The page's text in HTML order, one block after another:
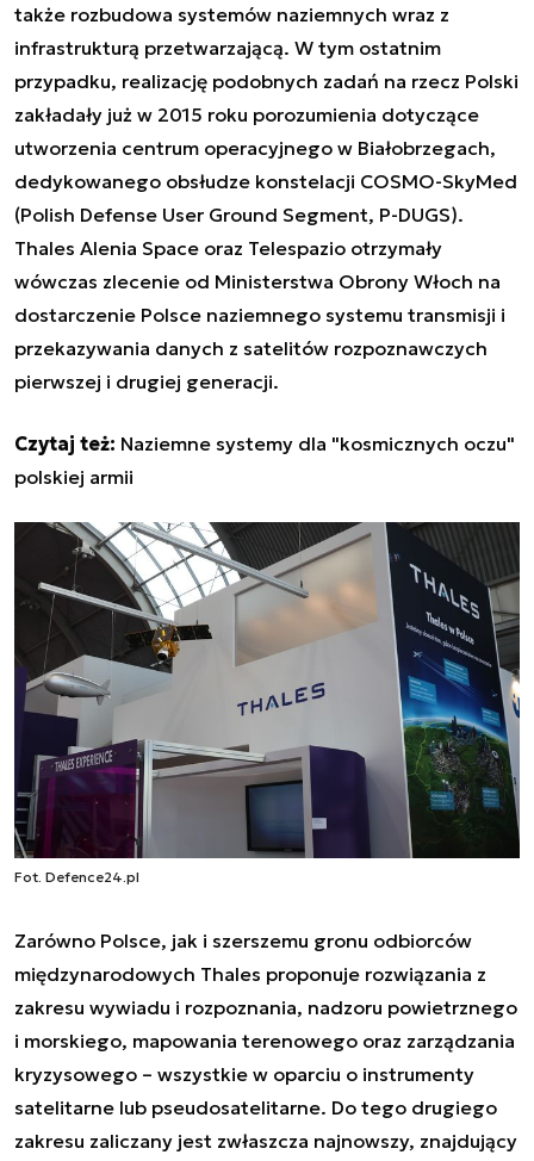
także rozbudowa systemów naziemnych wraz z
infrastrukturą przetwarzającą. W tym ostatnim
przypadku, realizację podobnych zadań na rzecz Polski
zakładały już w 2015 roku porozumienia dotyczące
utworzenia centrum operacyjnego w Białobrzegach,
dedykowanego obsłudze konstelacji COSMO-SkyMed
(Polish Defense User Ground Segment, P-DUGS).
Thales Alenia Space oraz Telespazio otrzymały
wówczas zlecenie od Ministerstwa Obrony Włoch na
dostarczenie Polsce naziemnego systemu transmisji i
przekazywania danych z satelitów rozpoznawczych
pierwszej i drugiej generacji.
Czytaj też: Naziemne systemy dla "kosmicznych oczu"
polskiej armii
Fot. Defence24.pl
Zarówno Polsce, jak i szerszemu gronu odbiorców
międzynarodowych Thales proponuje rozwiązania z
zakresu wywiadu i rozpoznania, nadzoru powietrznego
i morskiego, mapowania terenowego oraz zarządzania
kryzysowego – wszystkie w oparciu o instrumenty
satelitarne lub pseudosatelitarne. Do tego drugiego
zakresu zaliczany jest zwłaszcza najnowszy, znajdujący